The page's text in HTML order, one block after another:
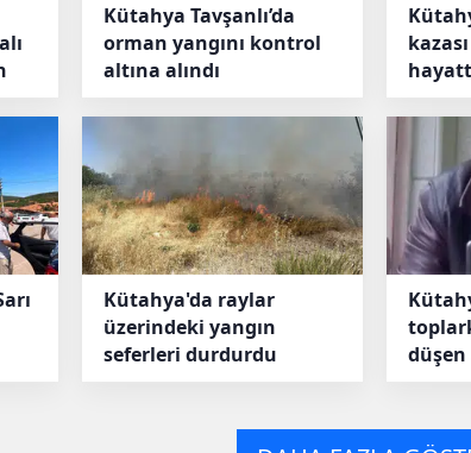
Kütahya Tavşanlı’da
orman yangını kontrol
altına alındı
Kütahya'da raylar
üzerindeki yangın
seferleri durdurdu
düşen